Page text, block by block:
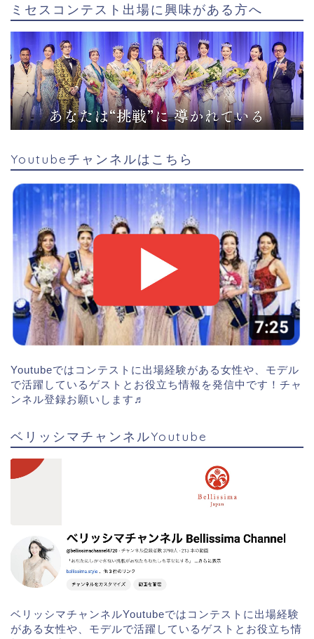
ミセスコンテスト出場に興味がある方へ
Youtubeチャンネルはこちら
Youtubeではコンテストに出場経験がある女性や、モデル
で活躍しているゲストとお役立ち情報を発信中です！チャ
ンネル登録お願いします♬
ベリッシマチャンネルYoutube
ベリッシマチャンネルYoutubeではコンテストに出場経験
がある女性や、モデルで活躍しているゲストとお役立ち情